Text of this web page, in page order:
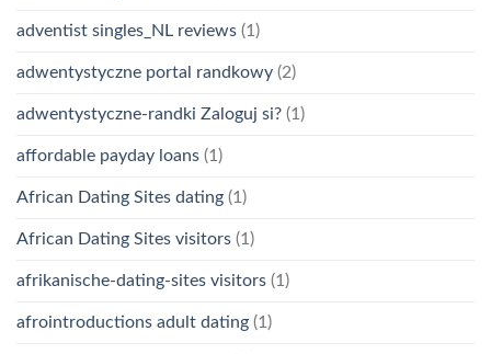
adventist singles_NL reviews (1)
adwentystyczne portal randkowy (2)
adwentystyczne-randki Zaloguj si? (1)
affordable payday loans (1)
African Dating Sites dating (1)
African Dating Sites visitors (1)
afrikanische-dating-sites visitors (1)
afrointroductions adult dating (1)